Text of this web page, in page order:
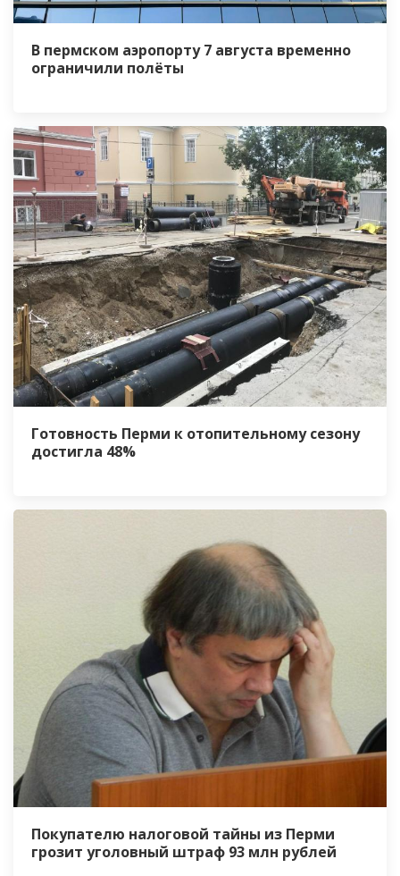
В пермском аэропорту 7 августа временно
ограничили полёты
Готовность Перми к отопительному сезону
достигла 48%
Покупателю налоговой тайны из Перми
грозит уголовный штраф 93 млн рублей